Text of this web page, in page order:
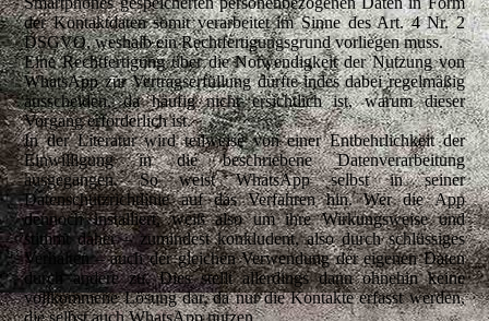
der Kontaktdaten somit verarbeitet im Sinne des Art. 4 Nr. 2
DSGVO, weshalb ein Rechtfertigungsgrund vorliegen muss.
Eine Rechtfertigung über die Notwendigkeit der Nutzung von
WhatsApp zur Vertragserfüllung dürfte indes dabei regelmäßig
ausscheiden, da häufig nicht ersichtlich ist, warum dieser
Vorgang erforderlich ist.
In der Literatur wird teilweise von einer Entbehrlichkeit der
Einwilligung in die beschriebene Datenverarbeitung
ausgegangen. So weist WhatsApp selbst in seiner
Datenschutzrichtlinie auf das Verfahren hin. Wer die App
dennoch installiert, weiß also um ihre Wirkungsweise und
stimmt daher – zumindest konkludent, also durch schlüssiges
Verhalten – auch der gleichen Verwendung der eigenen Daten
durch andere zu. Dies stellt allerdings dann ohnehin keine
vollkommene Lösung dar, da nur die Kontakte erfasst werden,
die selbst auch WhatsApp nutzen.